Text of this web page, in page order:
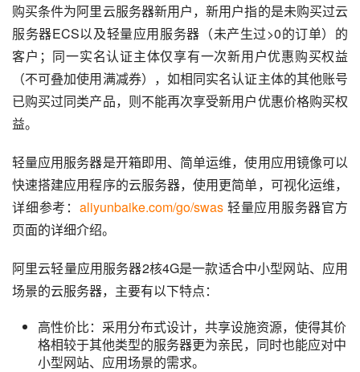
购买条件为阿里云服务器新用户，新用户指的是未购买过云
服务器ECS以及轻量应用服务器（未产生过>0的订单）的
客户；同一实名认证主体仅享有一次新用户优惠购买权益
（不可叠加使用满减券），如相同实名认证主体的其他账号
已购买过同类产品，则不能再次享受新用户优惠价格购买权
益。
轻量应用服务器是开箱即用、简单运维，使用应用镜像可以
快速搭建应用程序的云服务器，使用更简单，可视化运维，
详细参考： aliyunbaike.com/go/swas 轻量应用服务器官方
页面的详细介绍。
阿里云轻量应用服务器2核4G是一款适合中小型网站、应用
场景的云服务器，主要有以下特点：
高性价比：采用分布式设计，共享设施资源，使得其价
格相较于其他类型的服务器更为亲民，同时也能应对中
小型网站、应用场景的需求。